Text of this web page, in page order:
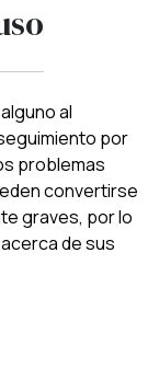
al
por
problemas
convertirse
graves, por lo
de sus